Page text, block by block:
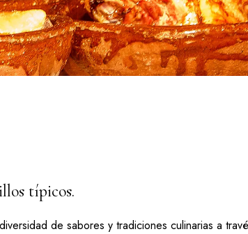
típicos.
de sabores y tradiciones culinarias a